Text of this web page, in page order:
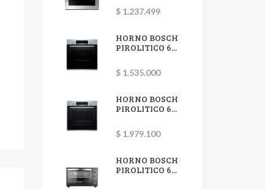
$ 1.237.499
HORNO BOSCH
PIROLITICO 6...
$ 1.535.000
HORNO BOSCH
PIROLITICO 6...
$ 1.979.100
HORNO BOSCH
PIROLITICO 6...